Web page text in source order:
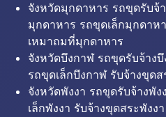
จังหวัดมุกดาหาร รถขุดรับจ้
มุกดาหาร รถขุดเล็กมุกดาห
เหมาถมที่มุกดาหาร
จังหวัดบึงกาฬ รถขุดรับจ้าง
รถขุดเล็กบึงกาฬ รับจ้างขุด
จังหวัดพังงา รถขุดรับจ้างพั
เล็กพังงา รับจ้างขุดสระพังง